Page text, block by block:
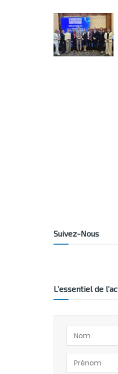
Suivez-Nous
L’essentiel de